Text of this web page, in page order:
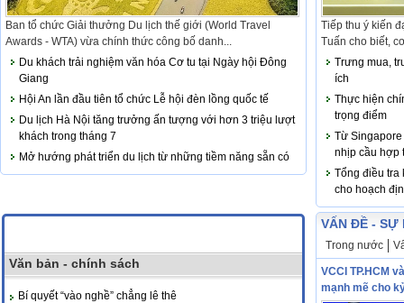
Ban tổ chức Giải thưởng Du lịch thế giới (World Travel
Awards - WTA) vừa chính thức công bố danh...
Du khách trải nghiệm văn hóa Cơ tu tại Ngày hội Đông
Giang
Hội An lần đầu tiên tổ chức Lễ hội đèn lồng quốc tế
Du lịch Hà Nội tăng trưởng ấn tượng với hơn 3 triệu lượt
khách trong tháng 7
Mở hướng phát triển du lịch từ những tiềm năng sẵn có
Tiếp thu ý kiến
Tuấn cho biết,
Trưng mua,
ích
Thực hiện
trọng điểm
Từ
nhịp cầu hợp
Tổng điều tra
cho hoạch
Văn bản - chính sách
Bí quyết “vào nghề” chẳng lê thê
VẤN ĐỀ - SỰ
Trong nước
VCCI TP.HCM
mạnh mẽ cho